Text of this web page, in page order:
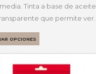
Tinta a base de aceite.
que permite ver…
OPCIONES